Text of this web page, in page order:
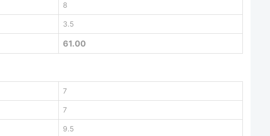
8
3.5
61.00
7
7
9.5